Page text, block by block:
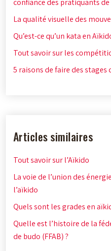
confiance des pratiquants
La qualité visuelle des
Qu’est-ce qu’un kata en
Tout savoir sur les
5 raisons de faire des stages
Articles similaires
Tout savoir sur l’Aïkido
La voie de l’union des
l’aïkido
Quels sont les grades en
Quelle est l’histoire de la
de budo (FFAB) ?